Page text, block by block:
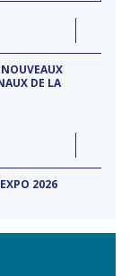
DE LA
2026